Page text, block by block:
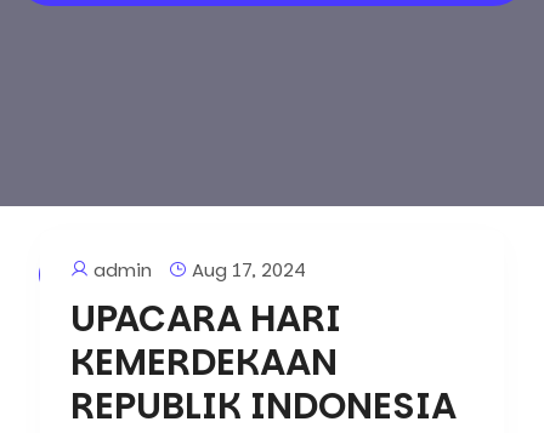
Artikeladmin Aug 17, 2024
UPACARA HARI
KEMERDEKAAN
REPUBLIK INDONESIA